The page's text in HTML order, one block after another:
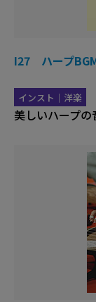
I27 ハープ
インスト｜洋楽
美しいハープ